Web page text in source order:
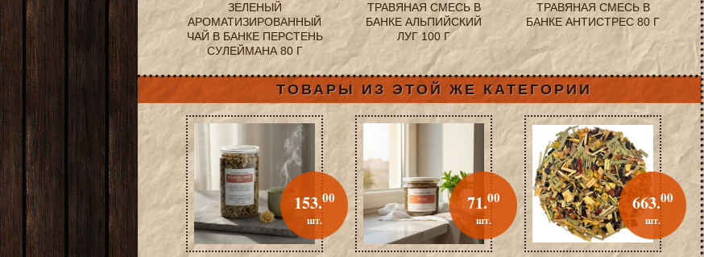
ЗЕЛЕНЫЙ
АРОМАТИЗИРОВАННЫЙ
ЧАЙ В БАНКЕ ПЕРСТЕНЬ
СУЛЕЙМАНА 80 Г
ТРАВЯНАЯ СМЕСЬ В
БАНКЕ АЛЬПИЙСКИЙ
ЛУГ 100 Г
ТРАВЯНАЯ СМЕСЬ В
БАНКЕ АНТИСТРЕС 80 Г
ТОВАРЫ ИЗ ЭТОЙ ЖЕ КАТЕГОРИИ
153.00
шт.
71.00
шт.
663.00
шт.